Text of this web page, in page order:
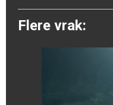
Flere vrak: